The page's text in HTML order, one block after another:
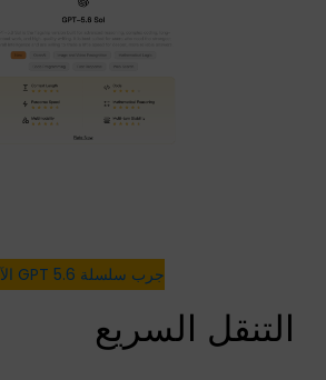
جرب سلسلة GPT 5.6 الآن
التنقل السريع